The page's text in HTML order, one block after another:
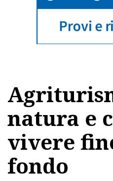
natura e
vivere
fondo